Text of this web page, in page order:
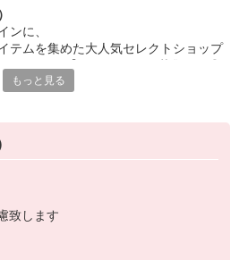
ン・コスメ業界が初めてで
からない方、
い現職の方、
る幅広いカリキュラムをご用意。
ての研修が無料でご参加頂けます
ンに、
テムを集めた大人気セレクトショップ
間ご相談いただけます
もっと見る
致します